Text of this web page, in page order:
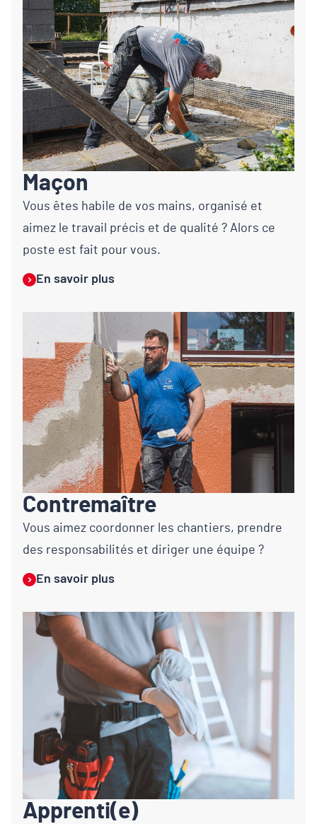
Maçon
Vous êtes habile de vos mains, organisé et
aimez le travail précis et de qualité ? Alors ce
poste est fait pour vous.
En savoir plus
Contremaître
Vous aimez coordonner les chantiers, prendre
des responsabilités et diriger une équipe ?
En savoir plus
Apprenti(e)